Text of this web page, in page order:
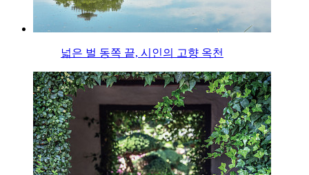
넓은 벌 동쪽 끝, 시인의 고향 옥천